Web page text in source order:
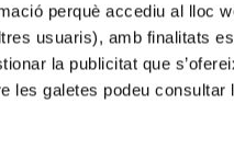
perquè accediu al lloc
usuaris), amb finalitats
la publicitat que
les galetes podeu consultar